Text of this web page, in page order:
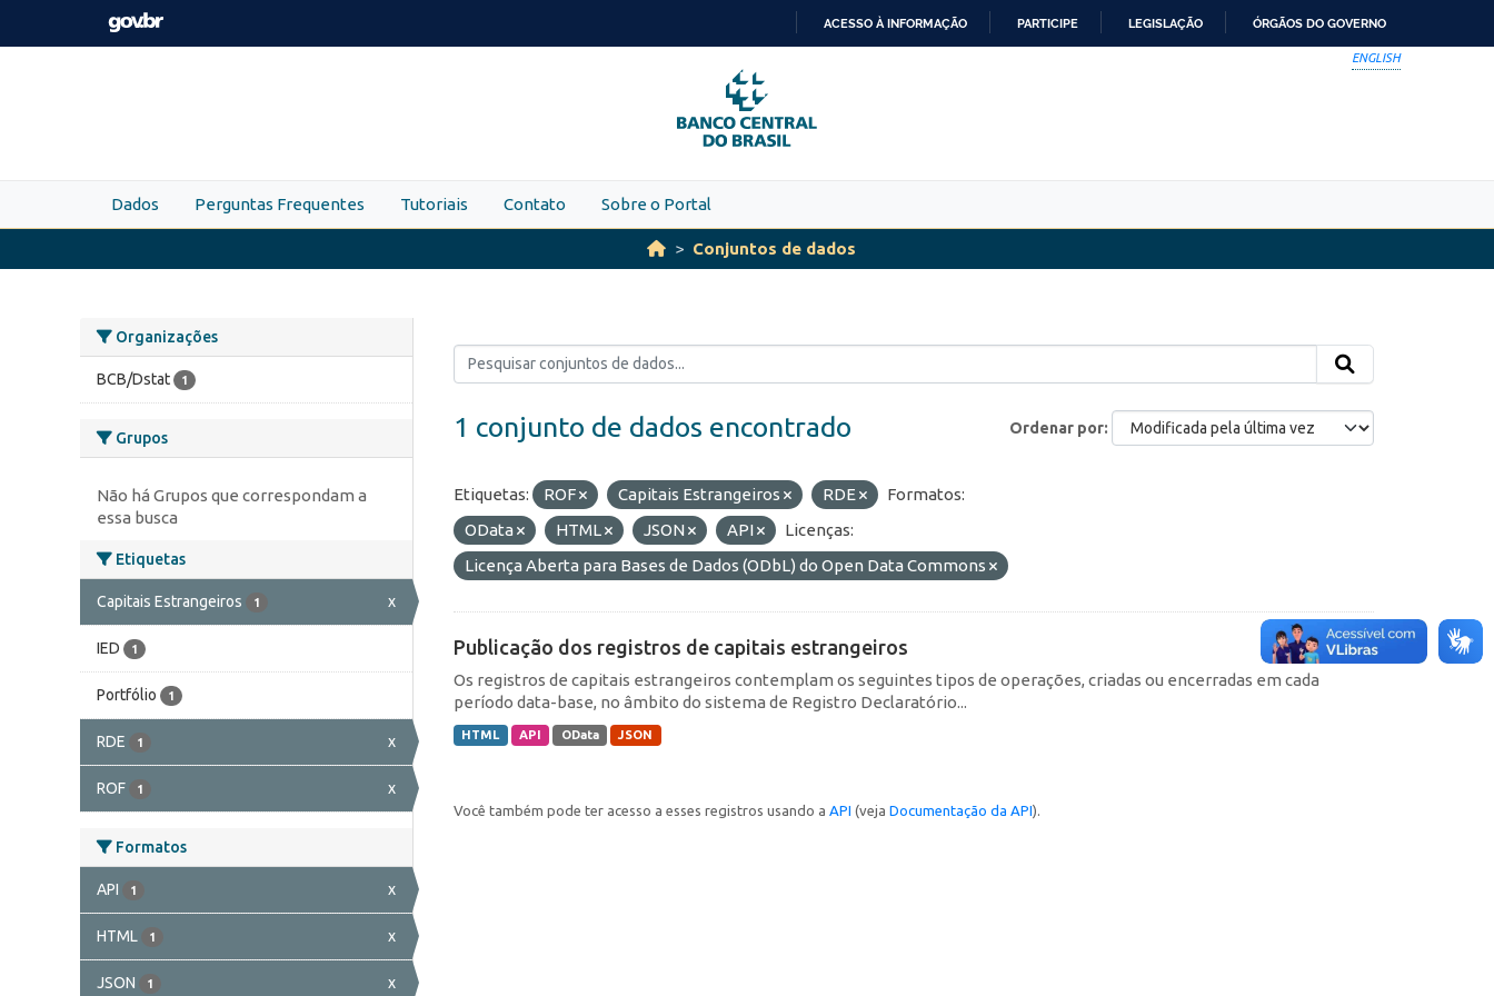
Skip to main content
PARA
O
CONTEÚDO
ACESSO À INFORMAÇÃO PARTICIPE LEGISLAÇÃO ÓRGÃOS DO GOVERNO
ENGLISH
Dados Perguntas Frequentes Tutoriais Contato Sobre o Portal
Conjuntos de dados
Organizações
BCB/Dstat 1
Grupos
Não há Grupos que correspondam a
essa busca
Etiquetas
Capitais Estrangeiros 1 x
IED 1
Portfólio 1
RDE 1 x
ROF 1 x
Formatos
API 1 x
HTML 1 x
JSON 1 x
Ordenar por
1 conjunto de dados encontrado
Etiquetas: ROF Capitais Estrangeiros RDE
Formatos:
OData
HTML JSON API
Licenças:
Licença Aberta para Bases de Dados (ODbL) do Open Data Commons
Publicação dos registros de capitais estrangeiros
Os registros de capitais estrangeiros contemplam os seguintes tipos de operações, criadas ou encerradas em cada
período data-base, no âmbito do sistema de Registro Declaratório...
HTML API OData JSON
Você também pode ter acesso a esses registros usando a API (veja Documentação da API).